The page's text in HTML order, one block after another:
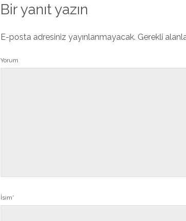
Bir yanıt yazın
E-posta adresiniz yayınlanmayacak. Gerekli
Yorum
İsim*